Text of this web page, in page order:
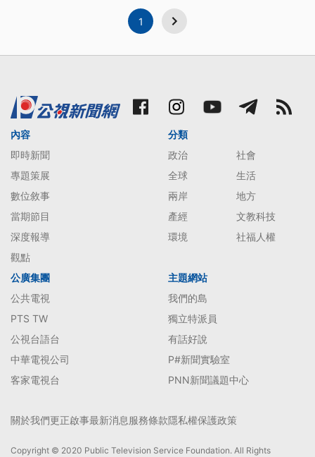
1
內容
即時新聞
專題策展
數位敘事
當期節目
深度報導
觀點
分類
政治
社會
全球
生活
兩岸
地方
產經
文教科技
環境
社福人權
公廣集團
公共電視
PTS TW
公視台語台
中華電視公司
客家電視台
主題網站
我們的島
獨立特派員
有話好說
P#新聞實驗室
PNN新聞議題中心
關於我們更正啟事最新消息服務條款隱私權保護政策
Copyright © 2020 Public Television Service Foundation. All Rights